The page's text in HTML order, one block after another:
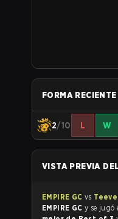
FORMA RECIENTE
2/10 L W
VISTA PREVIA
EMPIRE GC vs
EMPIRE GC y se jugó